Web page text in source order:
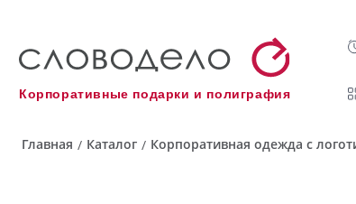
Корпоративные подарки и полиграфия
Главная / Каталог / Корпоративная одежда с